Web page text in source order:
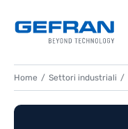
Home Settori industriali